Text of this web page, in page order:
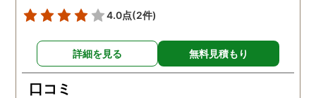
4.0点(2件)
詳細を見る 無料見積もり
口コミ